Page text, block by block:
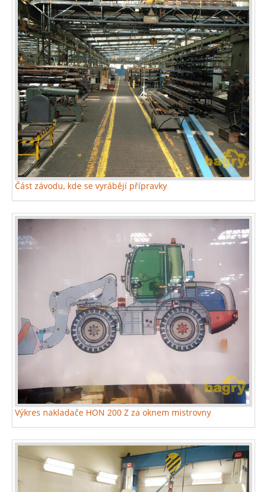
Část závodu, kde se vyrábějí přípravky
Výkres nakladače HON 200 Z za oknem mistrovny